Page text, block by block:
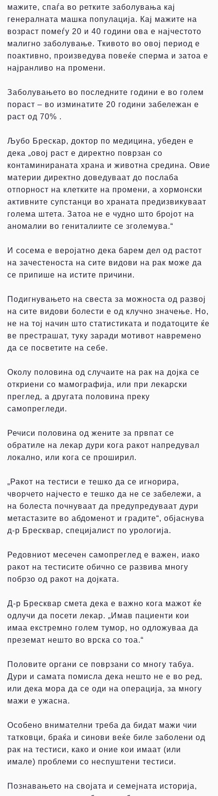
мажите, спаѓа во ретките заболувања кај
генералната машка популација. Кај мажите на
возраст помеѓу 20 и 40 години ова е најчестото
малигно заболување. Ткивото во овој период е
поактивно, произведува повеќе сперма и затоа е
најранливо на промени.
Заболувањето во последните години е во голем
пораст – во изминатите 20 години забележан е
раст од 70% .
Љубо Брескар, доктор по медицина, убеден е
дека „овој раст е директно поврзан со
контаминираната храна и животна средина. Овие
материи директно доведуваат до послаба
отпорност на клетките на промени, а хормонски
активните супстанци во храната предизвикуваат
голема штета. Затоа не е чудно што бројот на
аномалии во гениталиите се зголемува.“
И сосема е веројатно дека барем дел од растот
на зачестеноста на сите видови на рак може да
се припише на истите причини.
Подигнувањето на свеста за можноста од развој
на сите видови болести е од клучно значење. Но,
не на тој начин што статистиката и податоците ќе
ве престрашат, туку заради мотивот навремено
да се посветите на себе.
Околу половина од случаите на рак на дојка се
откриени со мамографија, или при лекарски
преглед, а другата половина преку
самопрегледи.
Речиси половина од жените за првпат се
обратиле на лекар дури кога ракот напредувал
локално, или кога се проширил.
„Ракот на тестиси е тешко да се игнорира,
чворчето најчесто е тешко да не се забележи, а
на болеста почнуваат да предупредуваат дури
метастазите во абдоменот и градите“, објаснува
д-р Бресквар, специјалист по урологија.
Редовниот месечен самопреглед е важен, иако
ракот на тестисите обично се развива многу
побрзо од ракот на дојката.
Д-р Бресквар смета дека е важно кога мажот ќе
одлучи да посети лекар. „Имав пациенти кои
имаа екстремно голем тумор, но одложуваа да
преземат нешто во врска со тоа.“
Половите органи се поврзани со многу табуа.
Дури и самата помисла дека нешто не е во ред,
или дека мора да се оди на операција, за многу
мажи е ужасна.
Особено внимателни треба да бидат мажи чии
татковци, браќа и синови веќе биле заболени од
рак на тестиси, како и оние кои имаат (или
имале) проблеми со неспуштени тестиси.
Познавањето на својата и семејната историја,